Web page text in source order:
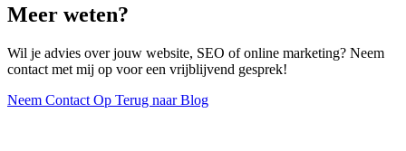
Meer weten?
Wil je advies over jouw website, SEO of online marketing? Neem
contact met mij op voor een vrijblijvend gesprek!
Neem Contact Op Terug naar Blog